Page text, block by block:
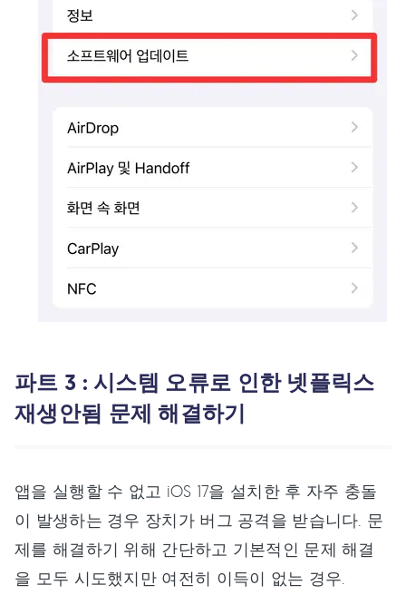
파트 3 : 시스템 오류로 인한 넷플릭스
재생안됨 문제 해결하기
앱을 실행할 수 없고 iOS 17을 설치한 후 자주 충돌
이 발생하는 경우 장치가 버그 공격을 받습니다. 문
제를 해결하기 위해 간단하고 기본적인 문제 해결
을 모두 시도했지만 여전히 이득이 없는 경우.